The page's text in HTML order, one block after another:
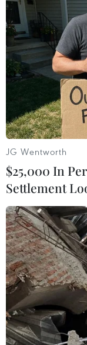
JG Wentworth
$25,000 In
Settlement